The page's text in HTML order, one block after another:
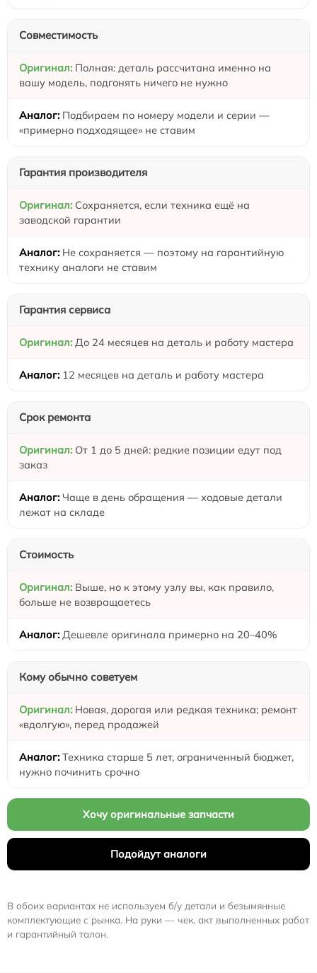
Совместимость
Полная: деталь рассчитана именно на
вашу модель, подгонять ничего не нужно
Подбираем по номеру модели и серии —
«примерно подходящее» не ставим
Гарантия производителя
Сохраняется, если техника ещё на
заводской гарантии
Не сохраняется — поэтому на гарантийную
технику аналоги не ставим
Гарантия сервиса
До 24 месяцев на деталь и работу мастера
12 месяцев на деталь и работу мастера
Срок ремонта
От 1 до 5 дней: редкие позиции едут под
заказ
Чаще в день обращения — ходовые детали
лежат на складе
Стоимость
Выше, но к этому узлу вы, как правило,
больше не возвращаетесь
Дешевле оригинала примерно на 20–40%
Кому обычно советуем
Новая, дорогая или редкая техника; ремонт
«вдолгую», перед продажей
Техника старше 5 лет, ограниченный бюджет,
нужно починить срочно
Хочу оригинальные запчасти
Подойдут аналоги
В обоих вариантах не используем б/у детали и безымянные
комплектующие с рынка. На руки — чек, акт выполненных работ
и гарантийный талон.